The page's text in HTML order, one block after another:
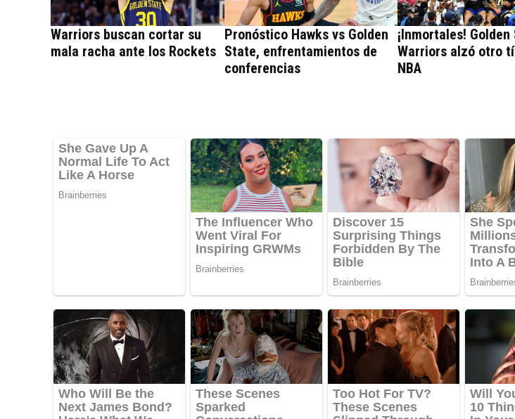
Warriors buscan cortar su
mala racha ante los Rockets
Pronóstico Hawks vs Golden
State, enfrentamientos de
conferencias
¡Inmortales!
Warriors alzó otro
NBA